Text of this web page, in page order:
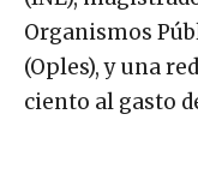
Organismos
(Oples), y una
ciento al gasto